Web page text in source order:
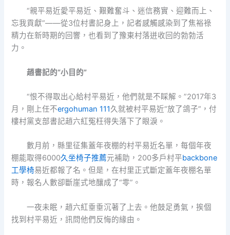
“親平易近愛平易近、艱難奮斗、迷信務實、迎難而上、
忘我貢獻”——從3位村書記身上，記者感觸感染到了焦裕祿
精力在新時期的回響，也看到了豫東村落迸收回的勃勃活
力。
趙書記的“小目的”
“恨不得取出心給村平易近，他們就是不睬解。”2017年3
月，剛上任不ergohuman 111久就被村平易近“放了鴿子”，付
樓村黨支部書記趙六紅冤枉得失落下了眼淚。
數月前，縣里征集蓋年夜棚的村平易近名單，每個年夜
棚能取得6000久坐椅子推薦元補助，200多戶村平backbone
工學椅易近都報了名。但是，在村里正式斷定蓋年夜棚名單
時，報名人數卻斷崖式地釀成了“零”。
一夜未眠，趙六紅垂垂沉著了上去。他鼓足勇氣，挨個
找到村平易近，訊問他們反悔的緣由。